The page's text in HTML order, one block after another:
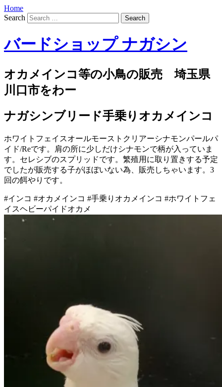
Home
Search
バードショップ ナガシン
オカメインコ等の小鳥の販売 埼玉県
川口市をわー
ナガシンブリード手乗りオカメインコ
ホワイトフェイスオールモーストクリアーシナモンパールパ
イド/Reです。肩の所に少しだけシナモンで柄が入っていま
す。セレシブのスプリッドです。繁殖用に取り置きする予定
でしたが販売する子がほぼいない為、販売しちゃいます。3
回の餌やりです。
#インコ #オカメインコ #手乗りオカメインコ #ホワイトフェ
イスヘビーパイドオカメ